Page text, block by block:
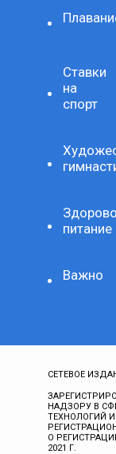
Ставки
на
спорт
питание
Важно
СЕТЕВОЕ
НАДЗОРУ В
ТЕХНОЛОГИЙ
О
2021 Г.